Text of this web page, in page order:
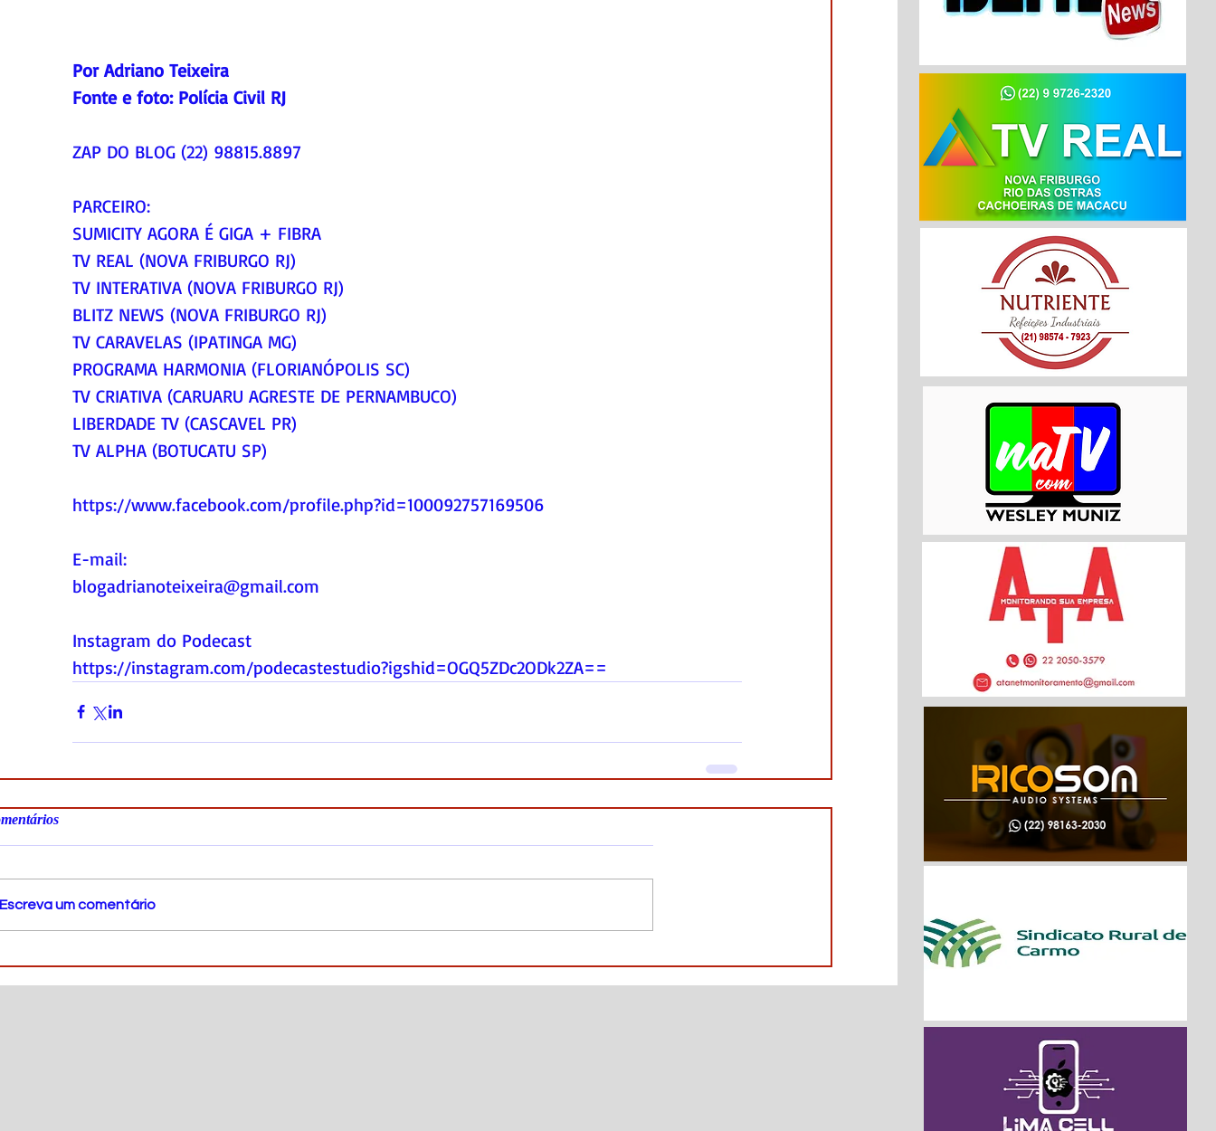
Por Adriano Teixeira
Fonte e foto: Polícia Civil RJ
ZAP DO BLOG (22) 98815.8897
PARCEIRO:
SUMICITY AGORA É GIGA + FIBRA
TV REAL (NOVA FRIBURGO RJ)
TV INTERATIVA (NOVA FRIBURGO RJ)
BLITZ NEWS (NOVA FRIBURGO RJ)
TV CARAVELAS (IPATINGA MG)
PROGRAMA HARMONIA (FLORIANÓPOLIS SC)
TV CRIATIVA (CARUARU AGRESTE DE PERNAMBUCO)
LIBERDADE TV (CASCAVEL PR)
TV ALPHA (BOTUCATU SP)
https://www.facebook.com/profile.php?id=100092757169506
E-mail:
blogadrianoteixeira@gmail.com
Instagram do Podecast
https://instagram.com/podecastestudio?igshid=OGQ5ZDc2ODk2ZA==
Escreva um comentário